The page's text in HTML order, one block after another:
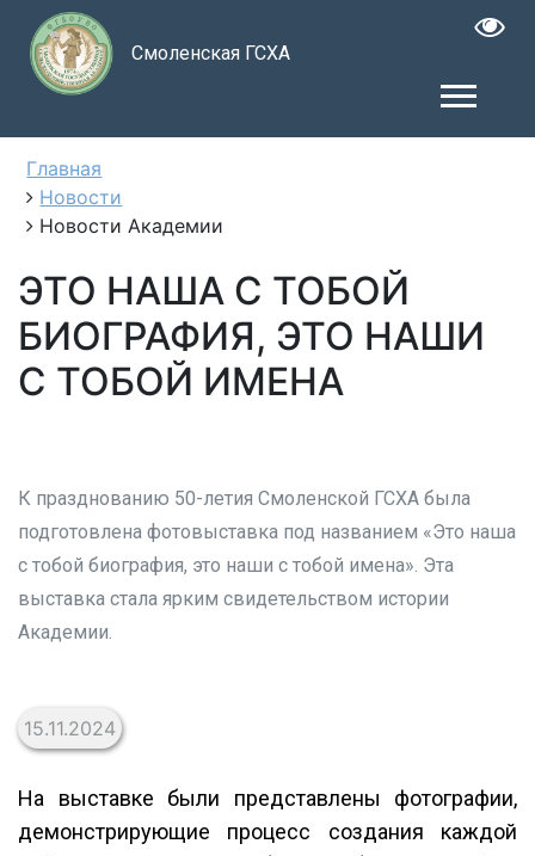
Смоленская ГСХА
Главная
Новости
Новости Академии
ЭТО НАША С ТОБОЙ
БИОГРАФИЯ, ЭТО НАШИ
С ТОБОЙ ИМЕНА
К празднованию 50-летия Смоленской ГСХА была
подготовлена фотовыставка под названием «Это наша
с тобой биография, это наши с тобой имена». Эта
выставка стала ярким свидетельством истории
Академии.
15.11.2024
На выставке были представлены фотографии,
демонстрирующие процесс создания каждой